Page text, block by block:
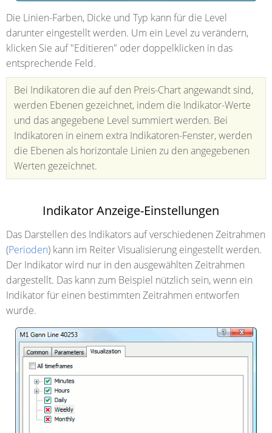
Die Linien-Farben, Dicke und Typ kann für die Level
darunter eingestellt werden. Um ein Level zu verändern,
klicken Sie auf "Editieren" oder doppelklicken in das
entsprechende Feld.
Bei Indikatoren die auf den Preis-Chart angewandt sind,
werden Ebenen gezeichnet, indem die Indikator-Werte
und das angegebene Level summiert werden. Bei
Indikatoren in einem extra Indikatoren-Fenster, werden
die Ebenen als horizontale Linien zu den angegebenen
Werten gezeichnet.
Indikator Anzeige-Einstellungen
Das Darstellen des Indikators auf verschiedenen Zeitrahmen
(Perioden) kann im Reiter Visualisierung eingestellt werden.
Der Indikator wird nur in den ausgewählten Zeitrahmen
dargestellt. Das kann zum Beispiel nützlich sein, wenn ein
Indikator für einen bestimmten Zeitrahmen entworfen
wurde.